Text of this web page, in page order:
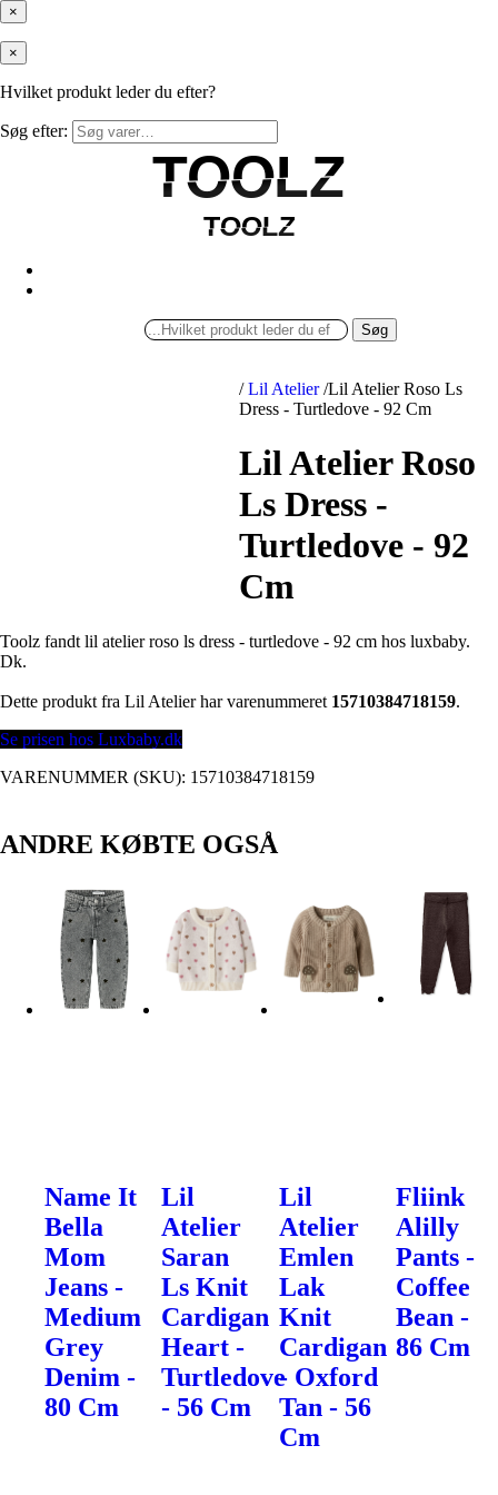
×
×
Hvilket produkt leder du efter?
Søg efter:
TOOLZ
TOOLZ
TOOLZ
TOOLZ
Søg
/ Lil Atelier /Lil Atelier Roso Ls
Dress - Turtledove - 92 Cm
Lil Atelier Roso
Ls Dress -
Turtledove - 92
Cm
Toolz fandt lil atelier roso ls dress - turtledove - 92 cm hos luxbaby.
Dk.
Dette produkt fra Lil Atelier har varenummeret 15710384718159.
Se prisen hos Luxbaby.dk
VARENUMMER (SKU): 15710384718159
ANDRE KØBTE OGSÅ
Name It
Bella
Mom
Jeans -
Medium
Grey
Denim -
80 Cm
Lil
Atelier
Saran
Ls Knit
Cardigan
Heart -
Turtledove
- 56 Cm
Lil
Atelier
Emlen
Lak
Knit
Cardigan
- Oxford
Tan - 56
Cm
Fliink
Alilly
Pants -
Coffee
Bean -
86 Cm